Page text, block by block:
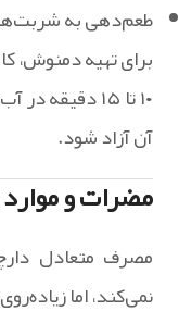
طعم‌دهی به
برای تهیه دمنوش،
۱۰ تا ۱۵
آن آزاد شود.
مضرات و موارد
مصرف متعادل
نمی‌کند، اما